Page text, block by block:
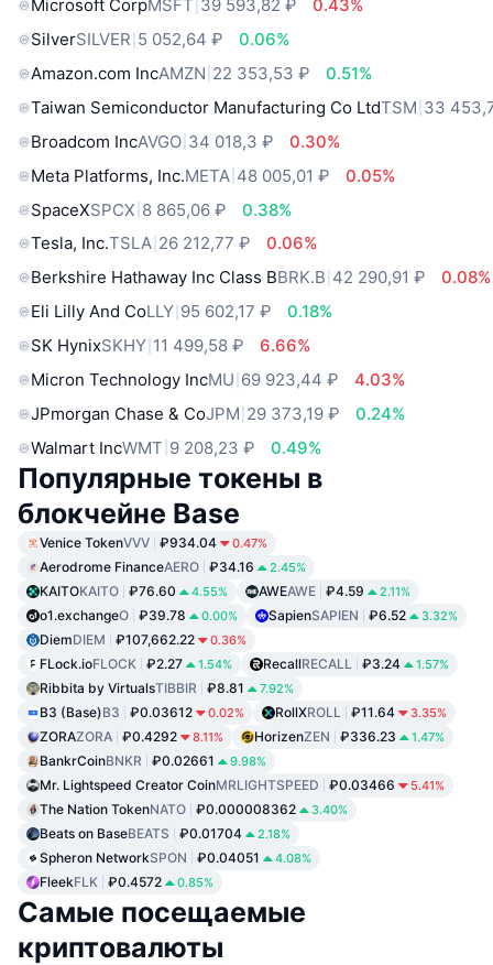
Microsoft CorpMSFT 39 593,82 ₽
0.43%
SilverSILVER 5 052,64 ₽
0.06%
Amazon.com IncAMZN 22 353,53 ₽
0.51%
Taiwan Semiconductor Manufacturing Co LtdTSM 33
Broadcom IncAVGO 34 018,3 ₽
0.30%
Meta Platforms, Inc.META 48 005,01 ₽
0.05%
SpaceXSPCX 8 865,06 ₽
0.38%
Tesla, Inc.TSLA 26 212,77 ₽
0.06%
Berkshire Hathaway Inc Class BBRK.B 42 290,91 ₽
0.08%
Eli Lilly And CoLLY 95 602,17 ₽
0.18%
SK HynixSKHY 11 499,58 ₽
6.66%
Micron Technology IncMU 69 923,44 ₽
4.03%
JPmorgan Chase & CoJPM 29 373,19 ₽
0.24%
Walmart IncWMT 9 208,23 ₽ 0.49%
Популярные токены в
блокчейне Base
Venice TokenVVV ₽934.04 0.47%
Aerodrome FinanceAERO ₽34.16 2.45%
KAITOKAITO ₽76.60 4.55% AWEAWE ₽4.59 2.11%
o1.exchangeO ₽39.78 0.00% SapienSAPIEN ₽6.52 3.32%
DiemDIEM ₽107,662.22 0.36%
FLock.ioFLOCK ₽2.27 1.54% RecallRECALL ₽3.24 1.57%
Ribbita by VirtualsTIBBIR ₽8.81 7.92%
B3 (Base)B3 ₽0.03612 0.02% RollXROLL ₽11.64 3.35%
ZORAZORA ₽0.4292 8.11% HorizenZEN ₽336.23 1.47%
BankrCoinBNKR ₽0.02661 9.98%
Mr. Lightspeed Creator CoinMRLIGHTSPEED ₽0.03466 5.41%
The Nation TokenNATO ₽0.000008362 3.40%
Beats on BaseBEATS ₽0.01704 2.18%
Spheron NetworkSPON ₽0.04051 4.08%
FleekFLK ₽0.4572 0.85%
Самые посещаемые
криптовалюты